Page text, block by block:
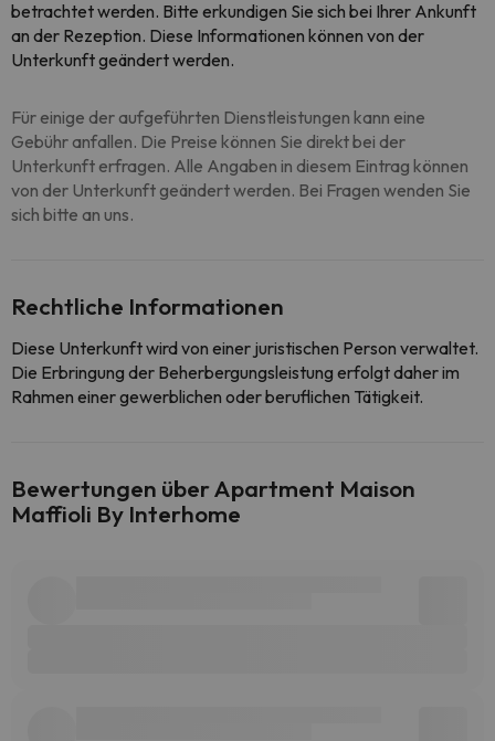
betrachtet werden. Bitte erkundigen Sie sich bei Ihrer Ankunft
an der Rezeption. Diese Informationen können von der
Unterkunft geändert werden.
Für einige der aufgeführten Dienstleistungen kann eine
Gebühr anfallen. Die Preise können Sie direkt bei der
Unterkunft erfragen. Alle Angaben in diesem Eintrag können
von der Unterkunft geändert werden. Bei Fragen wenden Sie
sich bitte an uns.
Rechtliche Informationen
Diese Unterkunft wird von einer juristischen Person verwaltet.
Die Erbringung der Beherbergungsleistung erfolgt daher im
Rahmen einer gewerblichen oder beruflichen Tätigkeit.
Bewertungen über Apartment Maison
Maffioli By Interhome